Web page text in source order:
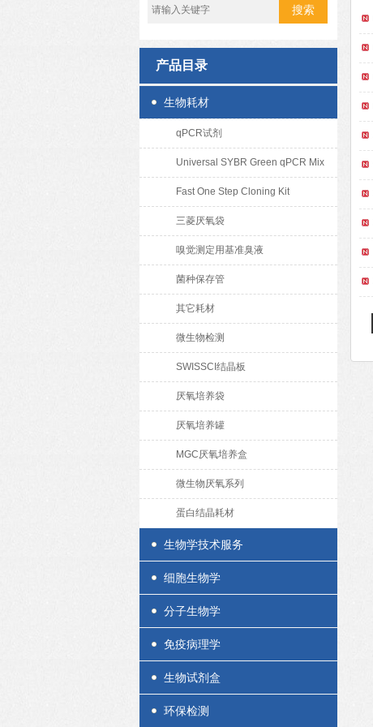
产品目录
生物耗材
qPCR试剂
Universal SYBR Green qPCR Mix
Fast One Step Cloning Kit
三菱厌氧袋
嗅觉测定用基准臭液
菌种保存管
其它耗材
微生物检测
SWISSCI结晶板
厌氧培养袋
厌氧培养罐
MGC厌氧培养盒
微生物厌氧系列
蛋白结晶耗材
生物学技术服务
细胞生物学
分子生物学
免疫病理学
生物试剂盒
环保检测